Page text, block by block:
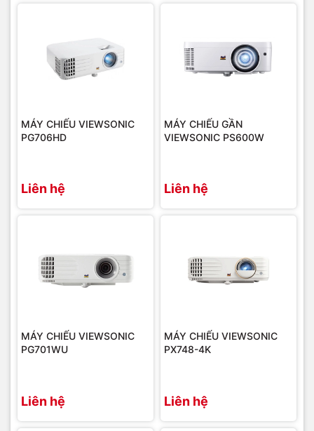
MÁY CHIẾU VIEWSONIC
PG706HD
Liên hệ
MÁY CHIẾU GẦN
VIEWSONIC PS600W
Liên hệ
MÁY CHIẾU VIEWSONIC
PG701WU
Liên hệ
MÁY CHIẾU VIEWSONIC
PX748-4K
Liên hệ